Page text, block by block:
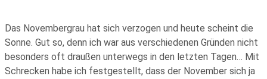
Das Novembergrau hat sich verzogen und heute scheint die
Sonne. Gut so, denn ich war aus verschiedenen Gründen nicht
besonders oft draußen unterwegs in den letzten Tagen… Mit
Schrecken habe ich festgestellt, dass der November sich ja